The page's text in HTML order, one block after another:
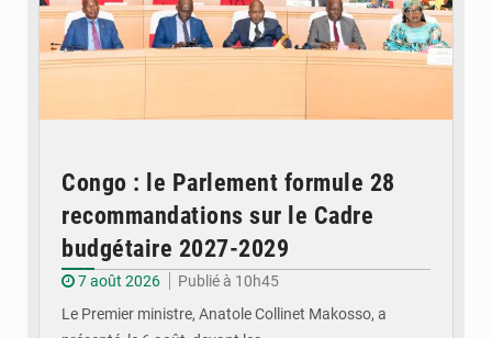
Congo : le Parlement formule 28
recommandations sur le Cadre
budgétaire 2027-2029
7 août 2026
Publié à 10h45
Le Premier ministre, Anatole Collinet Makosso, a